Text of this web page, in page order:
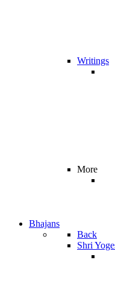
Writings
More
Bhajans
Back
Shri